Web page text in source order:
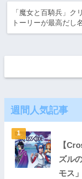
「魔女と百騎兵」
トーリーが最高だし
週間人気記事
【
ズル
モス